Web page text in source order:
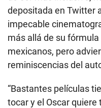
depositada en Twitter
impecable
más allá de su
mexicanos, pero
reminiscencias del
“Bastantes películas
tocar y el Oscar quiere